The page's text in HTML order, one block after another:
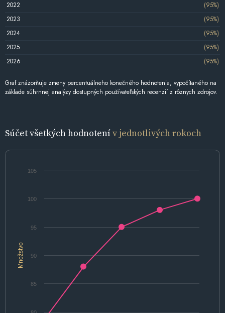
2022
(95%)
2023
(95%)
2024
(95%)
2025
(95%)
2026
(95%)
Graf znázorňuje zmeny percentuálneho konečného hodnotenia, vypočítaného na
základe súhrnnej analýzy dostupných používateľských recenzií z rôznych zdrojov.
Súčet všetkých hodnotenív jednotlivých rokoch
Množstvo
85
90
95
100
105